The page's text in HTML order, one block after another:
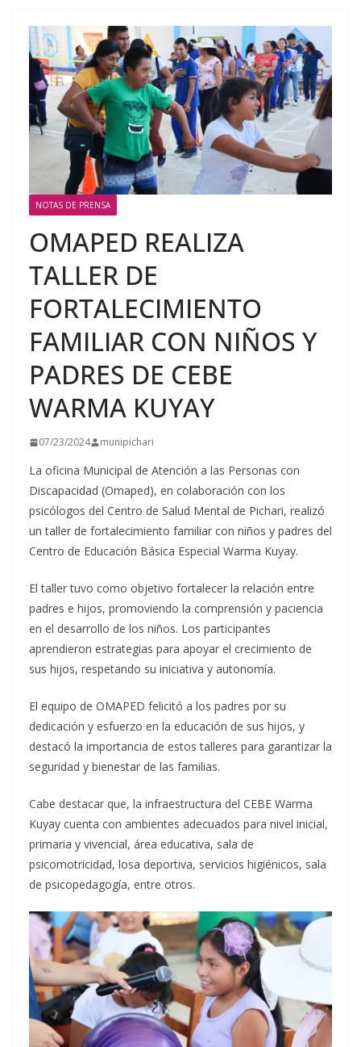
NOTAS DE PRENSA
OMAPED REALIZA
TALLER DE
FORTALECIMIENTO
FAMILIAR CON NIÑOS Y
PADRES DE CEBE
WARMA KUYAY
07/23/2024 munipichari
La oficina Municipal de Atención a las Personas con
Discapacidad (Omaped), en colaboración con los
psicólogos del Centro de Salud Mental de Pichari, realizó
un taller de fortalecimiento familiar con niños y padres del
Centro de Educación Básica Especial Warma Kuyay.
El taller tuvo como objetivo fortalecer la relación entre
padres e hijos, promoviendo la comprensión y paciencia
en el desarrollo de los niños. Los participantes
aprendieron estrategias para apoyar el crecimiento de
sus hijos, respetando su iniciativa y autonomía.
El equipo de OMAPED felicitó a los padres por su
dedicación y esfuerzo en la educación de sus hijos, y
destacó la importancia de estos talleres para garantizar la
seguridad y bienestar de las familias.
Cabe destacar que, la infraestructura del CEBE Warma
Kuyay cuenta con ambientes adecuados para nivel inicial,
primaria y vivencial, área educativa, sala de
psicomotricidad, losa deportiva, servicios higiénicos, sala
de psicopedagogía, entre otros.